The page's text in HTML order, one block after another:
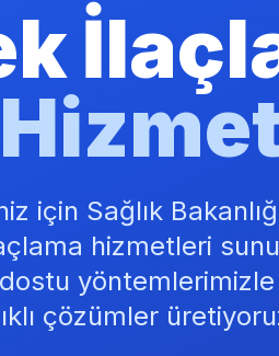
için Sağlık
hizmetleri
çözümler